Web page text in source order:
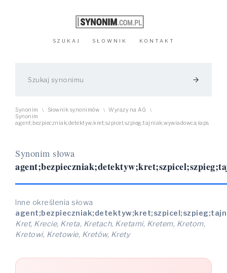
SZUKAJ SŁOWNIK KONTAKT
arrow_forward
Synonim \ Słownik synonimów \ Wyrazy na AG \
Synonim
agent;bezpieczniak;detektyw;kret;szpicel;szpieg;tajniak;wywiadowca;łaps
Synonim słowa
Inne określenia słowa
Kret, Krecie, Kreta, Kretach, Kretami, Kretem, Kretom,
Kretowi, Kretowie, Kretów, Krety